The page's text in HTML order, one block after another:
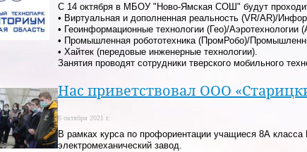
С 14 октября в МБОУ "Ново-Ямская СОШ" будут
• Виртуальная и дополненная реальность (VR/AR)/
• Геоинформационные технологии (Гео)/Аэротехнологии
• Промышленная робототехника (ПромРобо)/
• Хайтек (передовые инженерные технологии).
Занятия проводят сотрудники тверского мобильного
Нас приветствовал ООО
6 октября 2021 г.
В рамках курса по профориентации учащиеся 8А
электромеханический завод.